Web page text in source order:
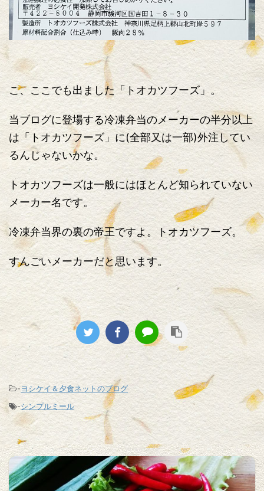
こ、ここでも出ました「トオカツフーズ」。
当ブログに登場する冷凍弁当のメーカーの半分以上
は「トオカツフーズ」に(全部又は一部)外注してい
るんじゃないかな。
トオカツフーズは一般にはほとんど知られていない
メーカー名です。
冷凍弁当界の裏の帝王ですよ。トオカツフーズ。
すんごいメーカーだと思います。
-ヨシケイ＆夕食ネットのブログ
-シンプルミール